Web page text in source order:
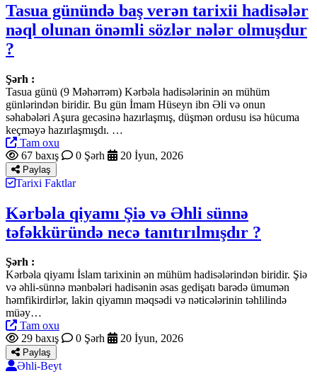
Tasua günündə baş verən tarixii hadisələr
nəql olunan önəmli sözlər nələr olmuşdur
?
Şərh :
Tasua günü (9 Məhərrəm) Kərbəla hadisələrinin ən mühüm
günlərindən biridir. Bu gün İmam Hüseyn ibn Əli və onun
səhabələri Aşura gecəsinə hazırlaşmış, düşmən ordusu isə hücuma
keçməyə hazırlaşmışdı. …
Tam oxu
67 baxış
0 Şərh 20 İyun, 2026
Paylaş
Tarixi Faktlar
Kərbəla qiyamı Şiə və Əhli sünnə
təfəkküründə necə tanıtırılmışdır ?
Şərh :
Kərbəla qiyamı İslam tarixinin ən mühüm hadisələrindən biridir. Şiə
və əhli-sünnə mənbələri hadisənin əsas gedişatı barədə ümumən
həmfikirdirlər, lakin qiyamın məqsədi və nəticələrinin təhlilində
müəy…
Tam oxu
29 baxış
0 Şərh 20 İyun, 2026
Paylaş
Əhli-Beyt